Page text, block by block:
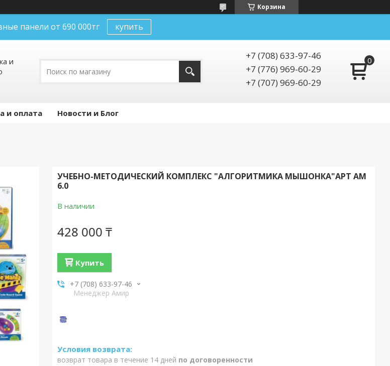
Корзина
панели от 690 000тг купить
и
+7 (708) 633-97-46
+7 (776) 969-60-29
+7 (707) 969-60-29
и оплата Новости и Блог
УЧЕБНО-МЕТОДИЧЕСКИЙ КОМПЛЕКС "АЛГОРИТМИКА МЫШОНКА"АРТ АМ
6.0
В наличии
428 000 ₸
Купить
+7 (708) 633-97-46
Менеджер Амир
возврат товара в течение 14 дней по договоренности